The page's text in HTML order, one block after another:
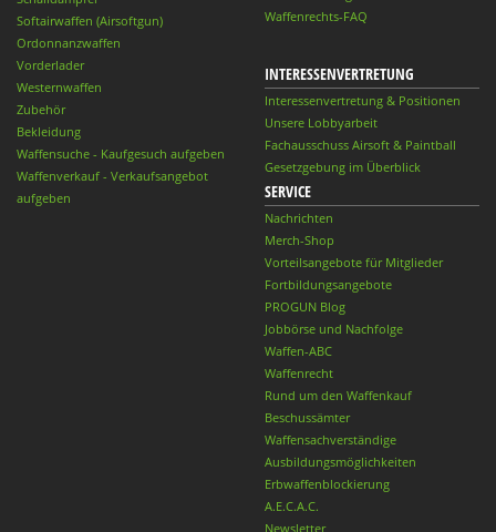
Softairwaffen (Airsoftgun)
Ordonnanzwaffen
Vorderlader
Westernwaffen
Zubehör
Bekleidung
Waffensuche - Kaufgesuch aufgeben
Waffenverkauf - Verkaufsangebot
aufgeben
Waffenrechts-FAQ
INTERESSENVERTRETUNG
Interessenvertretung & Positionen
Unsere Lobbyarbeit
Fachausschuss Airsoft & Paintball
Gesetzgebung im Überblick
SERVICE
Nachrichten
Merch-Shop
Vorteilsangebote für Mitglieder
Fortbildungsangebote
PROGUN Blog
Jobbörse und Nachfolge
Waffen-ABC
Waffenrecht
Rund um den Waffenkauf
Beschussämter
Waffensachverständige
Ausbildungsmöglichkeiten
Erbwaffenblockierung
A.E.C.A.C.
Newsletter